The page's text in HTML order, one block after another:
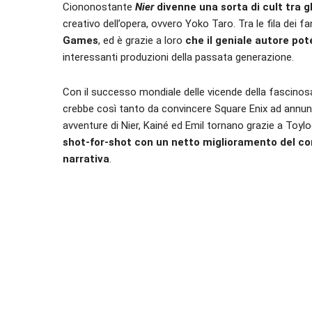
Ciononostante Nierdivenne una sorta di cult tra
creativo dell’opera, ovvero Yoko Taro. Tra le fila dei
Games, ed è grazie a loro che il geniale autore
interessanti produzioni della passata generazione.
Con il successo mondiale delle vicende della
crebbe così tanto da convincere Square Enix ad
avventure di Nier, Kainé ed Emil tornano grazie a
shot-for-shot con un netto miglioramento del
narrativa.